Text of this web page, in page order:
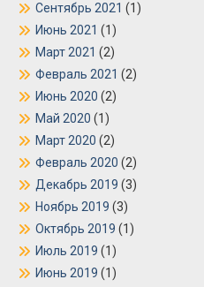
Сентябрь 2021 (1)
Июнь 2021 (1)
Март 2021 (2)
Февраль 2021 (2)
Июнь 2020 (2)
Май 2020 (1)
Март 2020 (2)
Февраль 2020 (2)
Декабрь 2019 (3)
Ноябрь 2019 (3)
Октябрь 2019 (1)
Июль 2019 (1)
Июнь 2019 (1)